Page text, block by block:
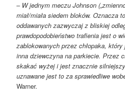
– W jednym meczu Johnson
miał/miała siedem bloków. Oznacza
oddawanych zazwyczaj z bliskiej
prawdopodobieństwo trafienia jest o
zablokowanych przez chłopaka,
inna dziewczyna na parkiecie. Przez
skakać wyżej i jest znacznie
uznawane jest to za sprawiedliwe
Warner.